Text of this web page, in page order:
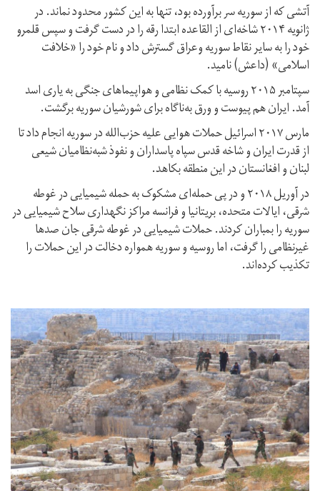
آتشی که از سوریه سر برآورده بود، تنها به این کشور محدود نماند. در
ژانویه ۲۰۱۴ شاخه‌ای از القاعده ابتدا رقه را در دست گرفت و سپس قلمرو
خود را به سایر نقاط سوریه وعراق گسترش داد و نام خود را «خلافت
اسلامی» (داعش) نامید.
سپتامبر ۲۰۱۵ روسیه با کمک نظامی و هواپیماهای جنگی به یاری اسد
آمد. ایران هم پیوست و ورق به‌ناگاه برای شورشیان سوریه برگشت.
مارس ۲۰۱۷ اسرائیل حملات هوایی علیه حزب‌الله در سوریه انجام داد تا
از قدرت ایران و شاخه قدس سپاه پاسداران و نفوذ شبه‌نظامیان شیعی
لبنان و افغانستان در این منطقه بکاهد.
در آوریل ۲۰۱۸ و در پی حمله‌ای مشکوک به حمله شیمیایی در غوطه
شرقی، ایالات متحده، بریتانیا و فرانسه مراکز نگهداری سلاح شیمیایی در
سوریه را بمباران کردند. حملات شیمیایی در غوطه شرقی جان صدها
غیرنظامی را گرفت، اما روسیه و سوریه همواره دخالت در این حملات را
تکذیب کرده‌اند.